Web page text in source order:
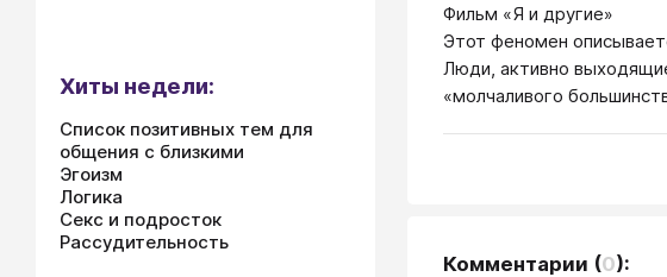
Фильм «Я и другие»
Этот феномен
Люди, активно
«молчаливого
Комментарии (0):
Хиты недели:
Список позитивных тем для
общения с близкими
Эгоизм
Логика
Секс и подросток
Рассудительность